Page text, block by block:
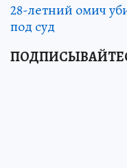
28-летний омич
под суд